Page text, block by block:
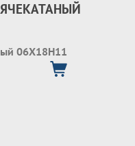
06X18H11